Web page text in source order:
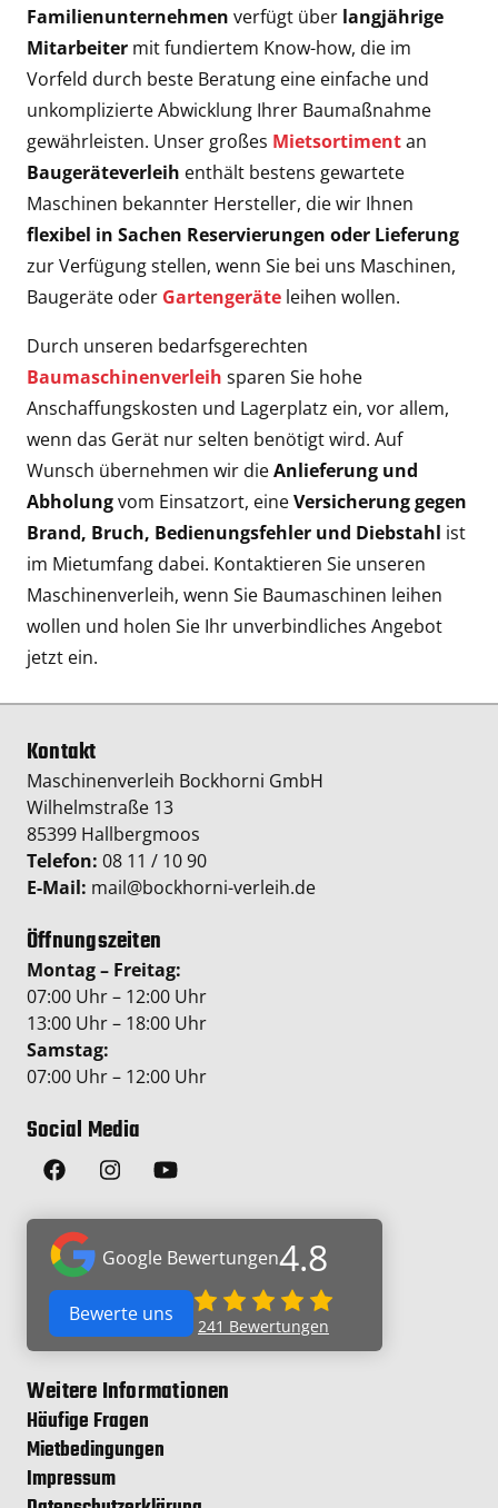
Familienunternehmen verfügt über langjährige
Mitarbeiter mit fundiertem Know-how, die im
Vorfeld durch beste Beratung eine einfache und
unkomplizierte Abwicklung Ihrer Baumaßnahme
gewährleisten. Unser großes Mietsortimentan
Baugeräteverleih enthält bestens gewartete
Maschinen bekannter Hersteller, die wir Ihnen
flexibel in Sachen Reservierungen oder Lieferung
zur Verfügung stellen, wenn Sie bei uns Maschinen,
Baugeräte oder Gartengeräte leihen wollen.
Durch unseren bedarfsgerechten
Baumaschinenverleih sparen Sie hohe
Anschaffungskosten und Lagerplatz ein, vor allem,
wenn das Gerät nur selten benötigt wird. Auf
Wunsch übernehmen wir dieAnlieferung und
Abholungvom Einsatzort, eineVersicherunggegen
Brand, Bruch, Bedienungsfehler und Diebstahl ist
im Mietumfang dabei. Kontaktieren Sie unseren
Maschinenverleih, wenn Sie Baumaschinen leihen
wollen und holen Sie Ihr unverbindliches Angebot
jetzt ein.
Kontakt
Maschinenverleih Bockhorni GmbH
Wilhelmstraße 13
85399 Hallbergmoos
Telefon: 08 11 / 10 90
E-Mail: mail@bockhorni-verleih.de
Öffnungszeiten
Montag – Freitag:
07:00 Uhr – 12:00 Uhr
13:00 Uhr – 18:00 Uhr
Samstag:
07:00 Uhr – 12:00 Uhr
Social Media
Google Bewertungen4.8
Bewerte uns
241 Bewertungen
Weitere Informationen
Häufige Fragen
Mietbedingungen
Impressum